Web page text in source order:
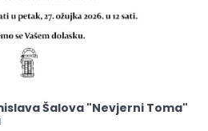
Šalova "Nevjerni Toma"